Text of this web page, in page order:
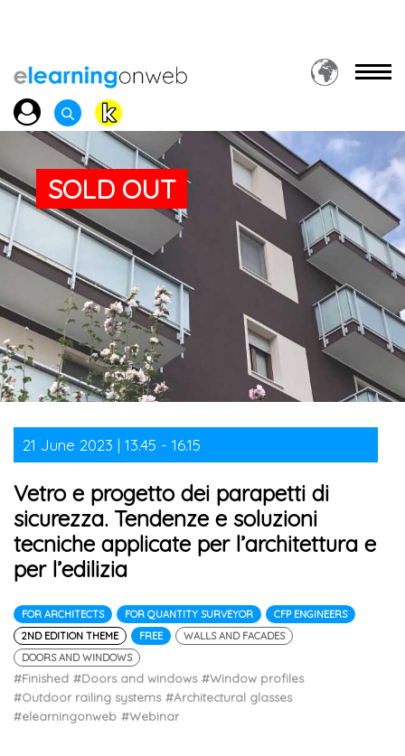
SOLD OUT
21 June 2023 | 13.45 - 16.15
Vetro e progetto dei parapetti di
sicurezza. Tendenze e soluzioni
tecniche applicate per l’architettura e
per l’edilizia
FOR ARCHITECTS FOR QUANTITY SURVEYOR
CFP ENGINEERS
2ND EDITION THEME
FREE
WALLS AND FACADES
DOORS AND WINDOWS
#Finished #Doors and windows #Window profiles
#Outdoor railing systems #Architectural glasses
#elearningonweb #Webinar